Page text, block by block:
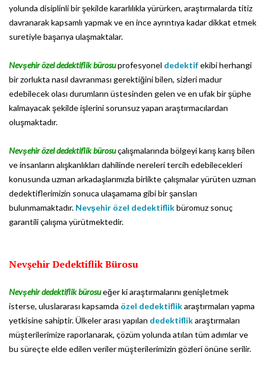
yolunda disiplinli bir şekilde kararlılıkla yürürken, araştırmalarda titiz
davranarak kapsamlı yapmak ve en ince ayrıntıya kadar dikkat etmek
suretiyle başarıya ulaşmaktalar.
Nevşehir özel dedektiflik bürosuprofesyonel dedektifekibi herhangi
bir zorlukta nasıl davranması gerektiğini bilen, sizleri madur
edebilecek olası durumların üstesinden gelen ve en ufak bir şüphe
kalmayacak şekilde işlerini sorunsuz yapan araştırmacılardan
oluşmaktadır.
Nevşehir özel dedektiflik bürosuçalışmalarında bölgeyi karış karış bilen
ve insanların alışkanlıkları dahilinde nereleri tercih edebilecekleri
konusunda uzman arkadaşlarımızla birlikte çalışmalar yürüten uzman
dedektiflerimizin sonuca ulaşamama gibi bir şansları
bulunmamaktadır. Nevşehir özel dedektiflikbüromuz sonuç
garantili çalışma yürütmektedir.
Nevşehir Dedektiflik Bürosu
Nevşehir dedektiflik bürosueğer ki araştırmalarını genişletmek
isterse, uluslararası kapsamda özel dedektiflikaraştırmaları yapma
yetkisine sahiptir. Ülkeler arası yapılan dedektiflikaraştırmaları
müşterilerimize raporlanarak, çözüm yolunda atılan tüm adımlar ve
bu süreçte elde edilen veriler müşterilerimizin gözleri önüne serilir.